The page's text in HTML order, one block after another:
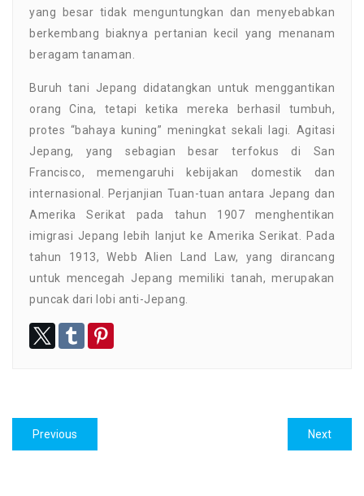
yang besar tidak menguntungkan dan menyebabkan
berkembang biaknya pertanian kecil yang menanam
beragam tanaman.
Buruh tani Jepang didatangkan untuk menggantikan
orang Cina, tetapi ketika mereka berhasil tumbuh,
protes “bahaya kuning” meningkat sekali lagi. Agitasi
Jepang, yang sebagian besar terfokus di San
Francisco, memengaruhi kebijakan domestik dan
internasional. Perjanjian Tuan-tuan antara Jepang dan
Amerika Serikat pada tahun 1907 menghentikan
imigrasi Jepang lebih lanjut ke Amerika Serikat. Pada
tahun 1913, Webb Alien Land Law, yang dirancang
untuk mencegah Jepang memiliki tanah, merupakan
puncak dari lobi anti-Jepang.
Post
navigation
Previous
post:
NextNext
post: